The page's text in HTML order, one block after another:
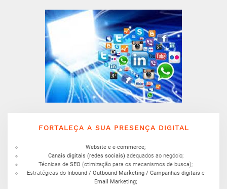
FORTALEÇA A SUA PRESENÇA DIGITAL
Website e e-commerce;
Canais digitais (redes sociais) adequados ao negócio;
Técnicas deSEO (otimização para os mecanismos de busca);
Estratégicas do Inbound / Outbound Marketing / Campanhas digitais e
Email Marketing;